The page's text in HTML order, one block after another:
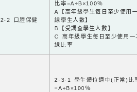
2-2 口腔保健
比率=A÷B×100％
A【高年級學生每日至少使用
線學生人數】
B【受調查學生人數】
C 高年級學生每日至少使用一
線比率
2-3-1 學生體位適中(正常)比
=A÷B×100％